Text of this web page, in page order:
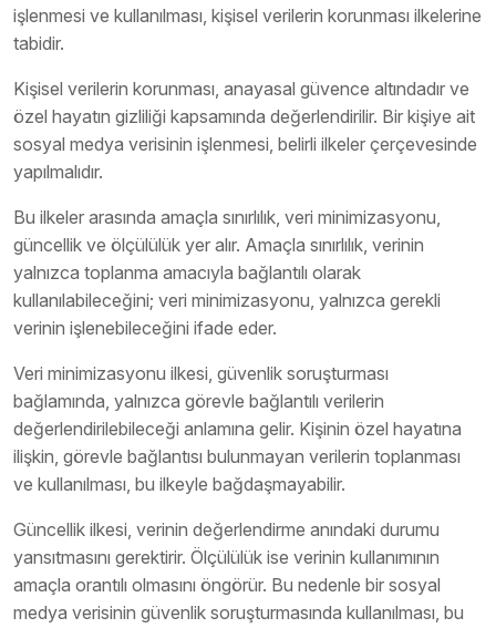
işlenmesi ve kullanılması, kişisel verilerin korunması ilkelerine
tabidir.
Kişisel verilerin korunması, anayasal güvence altındadır ve
özel hayatın gizliliği kapsamında değerlendirilir. Bir kişiye ait
sosyal medya verisinin işlenmesi, belirli ilkeler çerçevesinde
yapılmalıdır.
Bu ilkeler arasında amaçla sınırlılık, veri minimizasyonu,
güncellik ve ölçülülük yer alır. Amaçla sınırlılık, verinin
yalnızca toplanma amacıyla bağlantılı olarak
kullanılabileceğini; veri minimizasyonu, yalnızca gerekli
verinin işlenebileceğini ifade eder.
Veri minimizasyonu ilkesi, güvenlik soruşturması
bağlamında, yalnızca görevle bağlantılı verilerin
değerlendirilebileceği anlamına gelir. Kişinin özel hayatına
ilişkin, görevle bağlantısı bulunmayan verilerin toplanması
ve kullanılması, bu ilkeyle bağdaşmayabilir.
Güncellik ilkesi, verinin değerlendirme anındaki durumu
yansıtmasını gerektirir. Ölçülülük ise verinin kullanımının
amaçla orantılı olmasını öngörür. Bu nedenle bir sosyal
medya verisinin güvenlik soruşturmasında kullanılması, bu